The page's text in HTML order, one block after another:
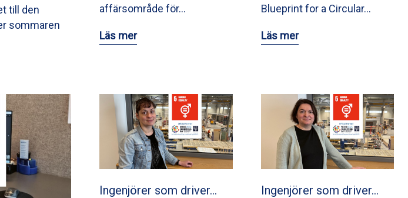
till den
sommaren
affärsområde för…
Läs mer
Blueprint for a Circular…
Läs mer
Ingenjörer som driver… Ingenjörer som driver…